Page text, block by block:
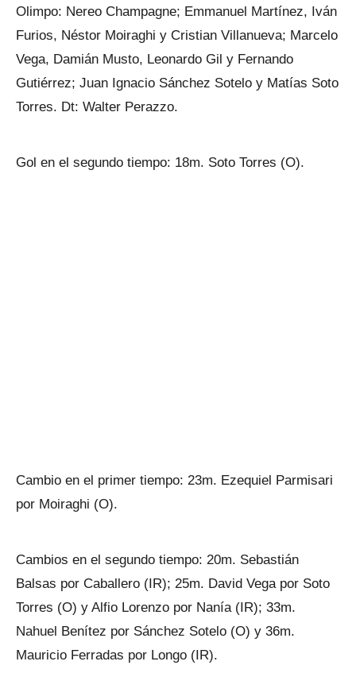
Olimpo: Nereo Champagne; Emmanuel Martínez, Iván
Furios, Néstor Moiraghi y Cristian Villanueva; Marcelo
Vega, Damián Musto, Leonardo Gil y Fernando
Gutiérrez; Juan Ignacio Sánchez Sotelo y Matías Soto
Torres. Dt: Walter Perazzo.
Gol en el segundo tiempo: 18m. Soto Torres (O).
Cambio en el primer tiempo: 23m. Ezequiel Parmisari
por Moiraghi (O).
Cambios en el segundo tiempo: 20m. Sebastián
Balsas por Caballero (IR); 25m. David Vega por Soto
Torres (O) y Alfio Lorenzo por Nanía (IR); 33m.
Nahuel Benítez por Sánchez Sotelo (O) y 36m.
Mauricio Ferradas por Longo (IR).